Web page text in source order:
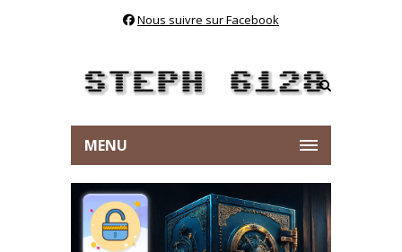
Nous suivre sur Facebook
MENU